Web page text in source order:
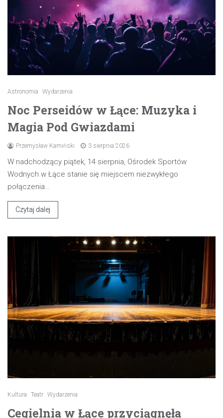
Astronomia Wydarzenia
Noc Perseidów w Łące: Muzyka i
Magia Pod Gwiazdami
Przemysław Kamiński 3 sierpnia 2026
W nadchodzący piątek, 14 sierpnia, Ośrodek Sportów
Wodnych w Łące stanie się miejscem niezwykłego
połączenia…
Czytaj dalej
Kultura Teatr Wydarzenia
Cegielnia w Łące przyciągnęła